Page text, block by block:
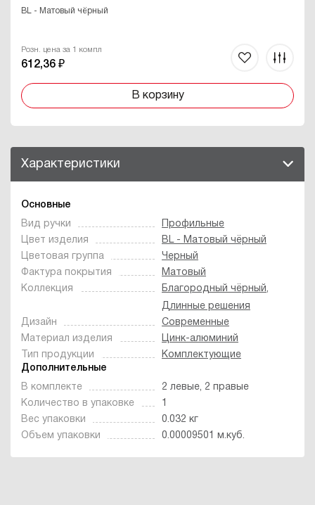
BL - Матовый чёрный
Розн. цена за 1 компл
612,36 ₽
В корзину
Характеристики
Основные
Вид ручки
Профильные
Цвет изделия
BL - Матовый чёрный
Цветовая группа
Черный
Фактура покрытия
Матовый
Коллекция
Благородный чёрный,
Длинные решения
Дизайн
Современные
Материал изделия
Цинк-алюминий
Тип продукции
Комплектующие
Дополнительные
В комплекте
2 левые, 2 правые
Количество в упаковке
1
Вес упаковки
0.032 кг
Объем упаковки
0.00009501 м.куб.